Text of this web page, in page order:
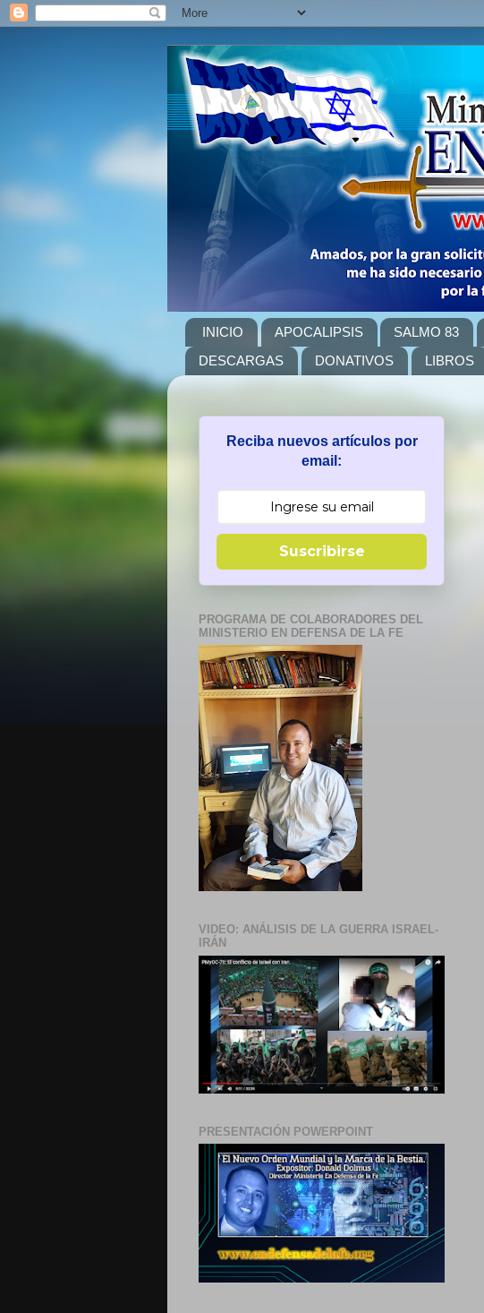
INICIO APOCALIPSIS SALMO 83
DESCARGAS
DONATIVOS LIBROS
Reciba nuevos artículos por
email:
Suscribirse
PROGRAMA DE COLABORADORES DEL
MINISTERIO EN DEFENSA DE LA FE
VIDEO: ANÁLISIS DE LA GUERRA ISRAEL-
IRÁN
PRESENTACIÓN POWERPOINT